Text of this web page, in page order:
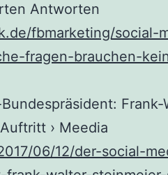
Antworten
fbmarketing/social-
fragen-brauchen-
› Meedia
06/12/der-social-